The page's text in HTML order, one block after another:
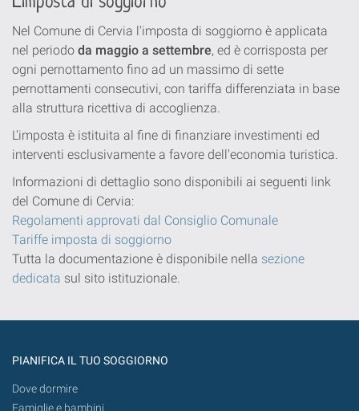
Nel Comune di Cervia l'imposta di soggiorno è applicata
nel periodo da maggio a settembre, ed è corrisposta per
ogni pernottamento fino ad un massimo di sette
pernottamenti consecutivi, con tariffa differenziata in base
alla struttura ricettiva di accoglienza.
L'imposta è istituita al fine di finanziare investimenti ed
interventi esclusivamente a favore dell'economia turistica.
Informazioni di dettaglio sono disponibili ai seguenti link
del Comune di Cervia:
Regolamenti approvati dal Consiglio Comunale
Tariffe imposta di soggiorno
Tutta la documentazione è disponibile nella sezione
dedicata sul sito istituzionale.
PIANIFICA IL TUO SOGGIORNO
Dove dormire
Famiglie e bambini